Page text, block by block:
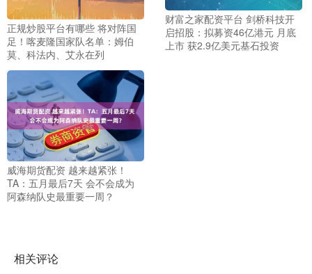
正规炒股平台有哪些 将对阵国
足！喀麦隆国家队名单：姆伯
莫、科法内、艾永在列
财富之家配资平台 剑桥科技开
启招股：拟募资46亿港元 月底
上市 获2.9亿美元基石投资
威海期货配资 越来越紧张！
TA：五月最后7天 会不会成为
阿森纳队史最重要一周？
相关评论